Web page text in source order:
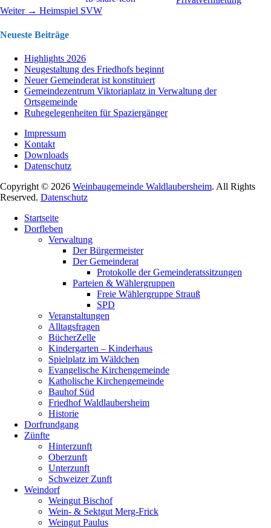
Weiter → Nächster
Heimspiel SVW
Neueste Beiträge
Highlights 2026
Neugestaltung des Friedhofs beginnt
Neuer Gemeinderat ist konstituiert
Gemeindezentrum Viktoriaplatz in Verwaltung der
Ortsgemeinde
Ruhegelegenheiten für Spaziergänger
Impressum
Kontakt
Downloads
Datenschutz
Copyright © 2026 Weinbaugemeinde Waldlaubersheim. All Rights
Reserved. Datenschutz
oben
scrollen
Startseite
Dorfleben
Verwaltung
Der Bürgermeister
Der Gemeinderat
Protokolle der Gemeinderatssitzungen
Parteien & Wählergruppen
Freie Wählergruppe Strauß
SPD
Veranstaltungen
Alltagsfragen
BücherZelle
Kindergarten – Kinderhaus
Spielplatz im Wäldchen
Evangelische Kirchengemeinde
Katholische Kirchengemeinde
Bauhof Süd
Friedhof Waldlaubersheim
Historie
Dorfrundgang
Zünfte
Hinterzunft
Oberzunft
Unterzunft
Schweizer Zunft
Weindorf
Weingut Bischof
Wein- & Sektgut Merg-Frick
Weingut Paulus